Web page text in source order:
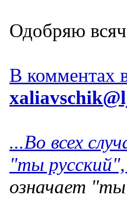
Одобряю
В комментах
...Во всех
"ты
означает